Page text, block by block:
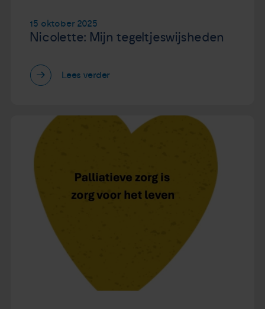
15 oktober 2025
Nicolette: Mijn tegeltjeswijsheden
Lees verder